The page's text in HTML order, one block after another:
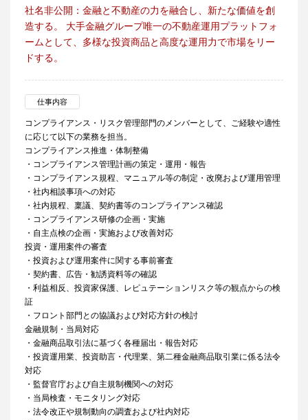
社名非公開：金融と不動産の力を融合し、新たな価値を創
造する。 大手金融グループ唯一の不動産運用プラットフォ
ームとして、多様な投資商品と高度な運用力で市場をリー
ドする。
仕事内容
コンプライアンス・リスク管理部門のメンバーとして、ご経験や適性
に応じて以下の業務を担当。
コンプライアンス推進・体制整備
・コンプライアンス管理計画の策定・運用・報告
・コンプライアンス規程、マニュアル等の制定・改廃および運用管理
・社内相談事項への対応
・社内規程、稟議、契約書等のコンプライアンス確認
・コンプライアンス研修の企画・実施
・自主点検の企画・実施および改善対応
投資・運用案件の審査
・投資および運用案件に関する事前審査
・契約書、広告・勧誘資料等の確認
・利益相反、投資家保護、レピュテーションリスク等の観点からの検
証
・フロント部門との協議および対応方針の検討
金融規制・当局対応
・金融商品取引法に基づく各種届出・報告対応
・投資運用業、投資助言・代理業、第二種金融商品取引業に係る法令
対応
・監督官庁および自主規制機関への対応
・当局検査・モニタリング対応
・法令改正や規制動向の調査および社内対応